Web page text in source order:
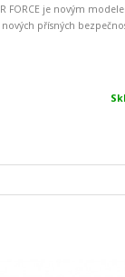
FORCE je novým
přísných